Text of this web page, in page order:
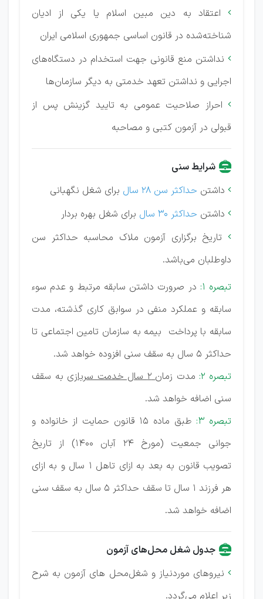

اعتقاد به دین مبین اسلام یا یکی از ادیان
شناخته‌شده در قانون اساسی جمهوری اسلامی ایران
 نداشتن منع قانونی جهت استخدام در دستگاه‌های
اجرایی و نداشتن تعهد خدمتی به دیگر سازمان‌ها

احراز صلاحیت عمومی به تایید گزینش پس از
قبولی در آزمون کتبی و مصاحبه
شرایط سنی
 داشتن حداکثر سن ۲۸ سال برای شغل نگهبانی
 داشتن حداکثر ۳۰ سال برای شغل بهره بردار
تاریخ برگزاری آزمون ملاک محاسبه حداکثر سن
داوطلبان می‌باشد.
تبصره ۱:
در صرورت داشتن سابقه مرتبط و عدم سوء
سابقه و عملکرد منفی در سوابق کاری گذشته، مدت
سابقه با پرداخت بیمه به سازمان تامین اجتماعی تا
حداکثر 5 سال به سقف سنی افزوده خواهد شد.
تبصره ۲:
مدت زمان2 سال خدمت سربازی
به سقف
سنی اضافه خواهد شد.
تبصره 3:
طبق ماده ۱۵ قانون حمایت از خانواده و
جوانی جمعیت (مورخ ۲۴ آبان ۱۴۰۰) از تاریخ
تصویب قانون به بعد به ازای تاهل ۱ سال و به ازای
هر فرزند ۱ سال تا سقف حداکثر ۵ سال به سقف سنی
اضافه خواهد شد.
جدول شغل محل‌های آزمون
 نیروهای مورد‌نیاز و شغل‌محل های آزمون به شرح
زیر اعلام می‌گردد.